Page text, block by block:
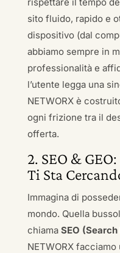
sito fluido, rapido e
dispositivo (dal
abbiamo sempre in
professionalità e
l’utente legga una
NETWORX è
ogni frizione tra il
offerta.
2. SEO &
Ti Sta
Immagina di
mondo. Quella
chiama SEO
NETWORX